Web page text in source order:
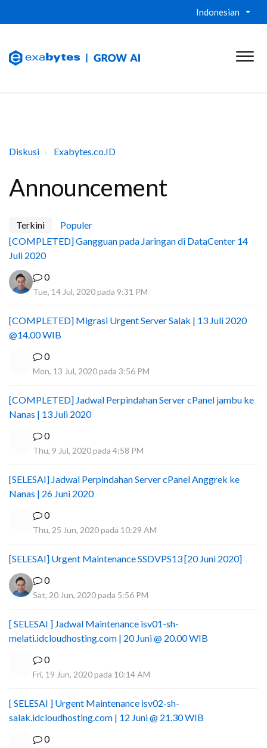
Indonesian
Diskusi Exabytes.co.ID
Announcement
Terkini
Populer
[COMPLETED] Gangguan pada Jaringan di DataCenter 14
Juli 2020
0
Tue, 14 Jul, 2020 pada 9:31 PM
[COMPLETED] Migrasi Urgent Server Salak | 13 Juli 2020
@14.00 WIB
0
Mon, 13 Jul, 2020 pada 3:56 PM
[COMPLETED] Jadwal Perpindahan Server cPanel jambu ke
Nanas | 13 Juli 2020
0
Thu, 9 Jul, 2020 pada 4:58 PM
[SELESAI] Jadwal Perpindahan Server cPanel Anggrek ke
Nanas | 26 Juni 2020
0
Thu, 25 Jun, 2020 pada 10:29 AM
[SELESAI] Urgent Maintenance SSDVPS13 [20 Juni 2020]
0
Sat, 20 Jun, 2020 pada 5:56 PM
[ SELESAI ] Jadwal Maintenance isv01-sh-
melati.idcloudhosting.com | 20 Juni @ 20.00 WIB
0
Fri, 19 Jun, 2020 pada 10:14 AM
[ SELESAI ] Urgent Maintenance isv02-sh-
salak.idcloudhosting.com | 12 Juni @ 21.30 WIB
0